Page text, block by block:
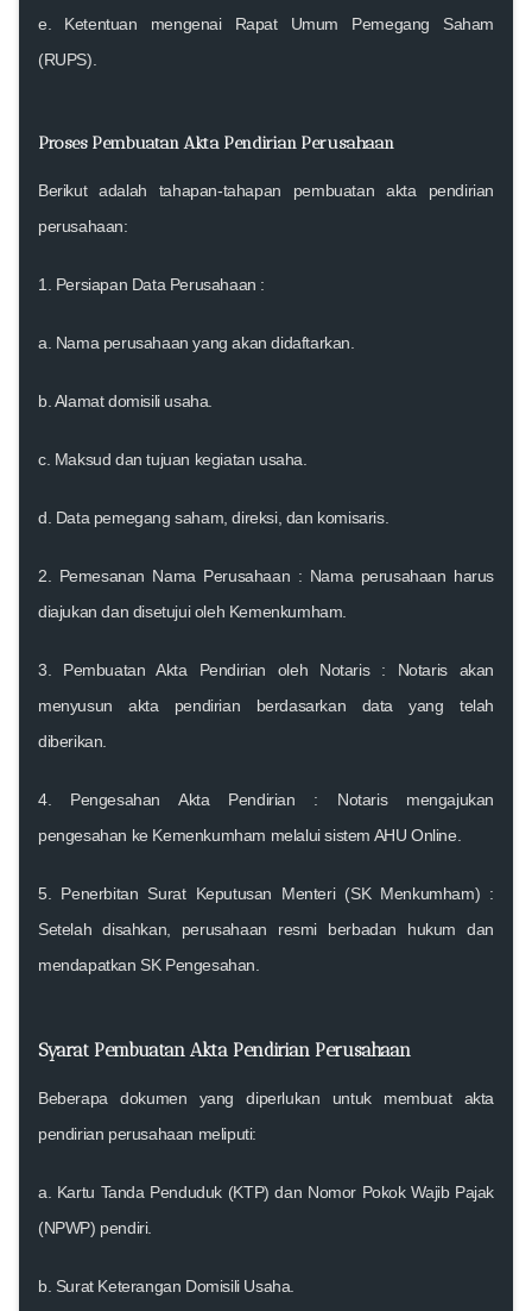
e. Ketentuan mengenai Rapat Umum Pemegang Saham
(RUPS).
Proses Pembuatan Akta Pendirian Perusahaan
Berikut adalah tahapan-tahapan pembuatan akta pendirian
perusahaan:
1. Persiapan Data Perusahaan :
a. Nama perusahaan yang akan didaftarkan.
b. Alamat domisili usaha.
c. Maksud dan tujuan kegiatan usaha.
d. Data pemegang saham, direksi, dan komisaris.
2. Pemesanan Nama Perusahaan : Nama perusahaan harus
diajukan dan disetujui oleh Kemenkumham.
3. Pembuatan Akta Pendirian oleh Notaris : Notaris akan
menyusun akta pendirian berdasarkan data yang telah
diberikan.
4. Pengesahan Akta Pendirian : Notaris mengajukan
pengesahan ke Kemenkumham melalui sistem AHU Online.
5. Penerbitan Surat Keputusan Menteri (SK Menkumham) :
Setelah disahkan, perusahaan resmi berbadan hukum dan
mendapatkan SK Pengesahan.
Syarat Pembuatan Akta Pendirian Perusahaan
Beberapa dokumen yang diperlukan untuk membuat akta
pendirian perusahaan meliputi:
a. Kartu Tanda Penduduk (KTP) dan Nomor Pokok Wajib Pajak
(NPWP) pendiri.
b. Surat Keterangan Domisili Usaha.